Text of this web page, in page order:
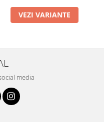
VEZI VARIANTE
media